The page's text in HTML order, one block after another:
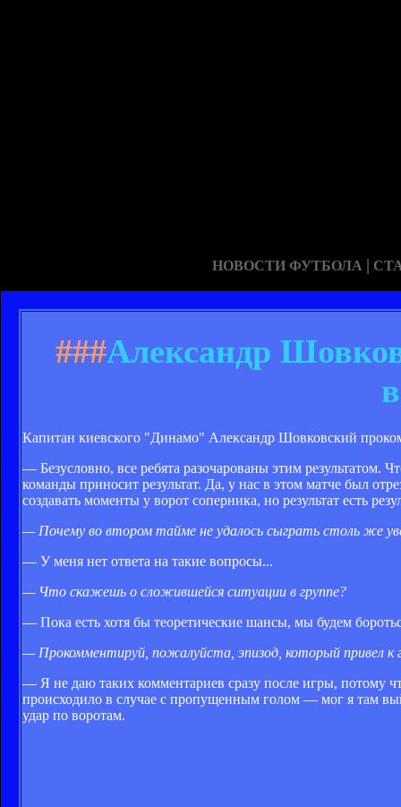
НОВОСТИ ФУТБОЛА |
###Александр
Капитан киевского "Динамо" Александр Шовковский
— Безусловно, все ребята разочарованы этим результатом.
команды приносит результат. Да, у нас в этом матче был
создавать моменты у ворот соперника, но результат есть
— Почему во втором тайме не удалось сыграть столь же
— У меня нет ответа на такие вопросы...
— Что скажешь о сложившейся ситуации в группе?
— Пока есть хотя бы теоретические шансы, мы будем
— Прокомментируй, пожалуйста, эпизод, который привел к
— Я не даю таких комментариев сразу после игры, потому
происходило в случае с пропущенным голом — мог я там
удар по воротам.